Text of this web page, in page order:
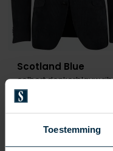
Toestemming
Scotland Blue
colbert donkerblauw rib
€ 143,96 -